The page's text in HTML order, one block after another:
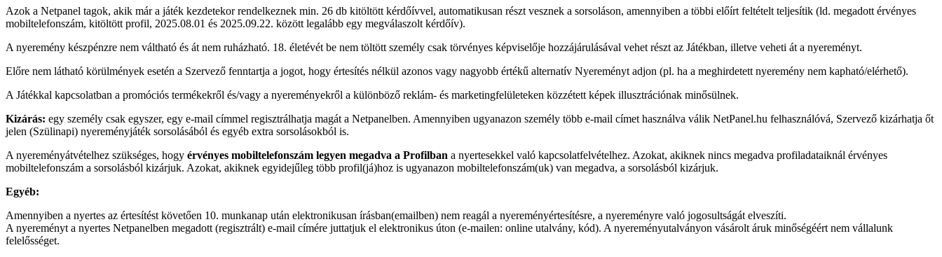
Azok a Netpanel tagok, akik már a játék kezdetekor rendelkeznek min. 26 db kitöltött kérdőívvel, automatikusan részt vesznek a sorsoláson, amennyiben a többi előírt feltételt teljesítik (ld. megadott érvényes
mobiltelefonszám, kitöltött profil, 2025.08.01 és 2025.09.22. között legalább egy megválaszolt kérdőív).
A nyeremény készpénzre nem váltható és át nem ruházható. 18. életévét be nem töltött személy csak törvényes képviselője hozzájárulásával vehet részt az Játékban, illetve veheti át a nyereményt.
Előre nem látható körülmények esetén a Szervező fenntartja a jogot, hogy értesítés nélkül azonos vagy nagyobb értékű alternatív Nyereményt adjon (pl. ha a meghirdetett nyeremény nem kapható/elérhető).
A Játékkal kapcsolatban a promóciós termékekről és/vagy a nyereményekről a különböző reklám- és marketingfelületeken közzétett képek illusztrációnak minősülnek.
Kizárás: egy személy csak egyszer, egy e-mail címmel regisztrálhatja magát a Netpanelben. Amennyiben ugyanazon személy több e-mail címet használva válik NetPanel.hu felhasználóvá, Szervező kizárhatja őt
jelen (Szülinapi) nyereményjáték sorsolásából és egyéb extra sorsolásokból is.
A nyereményátvételhez szükséges, hogy érvényes mobiltelefonszám legyen megadva a Profilban a nyertesekkel való kapcsolatfelvételhez. Azokat, akiknek nincs megadva profiladataiknál érvényes
mobiltelefonszám a sorsolásból kizárjuk. Azokat, akiknek egyidejűleg több profil(já)hoz is ugyanazon mobiltelefonszám(uk) van megadva, a sorsolásból kizárjuk.
Egyéb:
Amennyiben a nyertes az értesítést követően 10. munkanap után elektronikusan írásban(emailben) nem reagál a nyereményértesítésre, a nyereményre való jogosultságát elveszíti.
A nyereményt a nyertes Netpanelben megadott (regisztrált) e-mail címére juttatjuk el elektronikus úton (e-mailen: online utalvány, kód). A nyereményutalványon vásárolt áruk minőségéért nem vállalunk
felelősséget.